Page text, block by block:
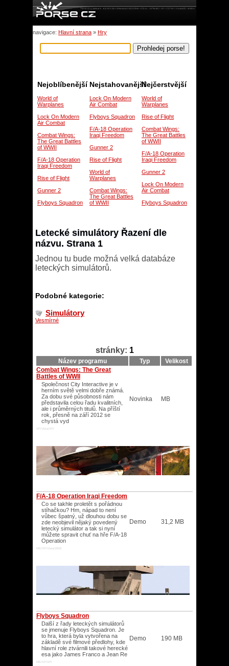
navigace: Hlavní strana » Hry
Nejčerstvější
World of
Warplanes
Rise of Flight
Combat Wings:
The Great Battles
of WWII
F/A-18 Operation
Iraqi Freedom
Gunner 2
Lock On Modern
Air Combat
Flyboys Squadron
Nejstahovanější
Lock On Modern
Air Combat
Flyboys Squadron
F/A-18 Operation
Iraqi Freedom
Gunner 2
Rise of Flight
World of
Warplanes
Combat Wings:
The Great Battles
of WWII
Nejoblíbenější
World of
Warplanes
Lock On Modern
Air Combat
Combat Wings:
The Great Battles
of WWII
F/A-18 Operation
Iraqi Freedom
Rise of Flight
Gunner 2
Flyboys Squadron
Letecké simulátory Řazení dle
názvu. Strana 1
Jednou tu bude možná velká databáze
leteckých simulátorů.
Podobné kategorie:
Simulátory
Vesmírné
stránky: 1
Název programu Typ
Velikost
Combat Wings: The Great
Battles of WWII
Společnost City Interactive je v
herním světě velmi dobře známá.
Za dobu své působnosti nám
představila celou řadu kvalitních,
ale i průměrných titulů. Na příští
rok, přesně na září 2012 se
chystá vyd
XP/Vista/XP/
Novinka MB
F/A-18 Operation Iraqi Freedom
Co se takhle proletět s pořádnou
stíhačkou? Hm, nápad to není
vůbec špatný, už dlouhou dobu se
zde neobjevil nějaký povedený
letecký simulátor a tak si nyní
můžete spravit chuť na hře F/A-18
Operation
ME/XP/Vista/2003/
Demo 31,2 MB
Flyboys Squadron
Další z řady leteckých simulátorů
se jmenuje Flyboys Squadron. Je
to hra, která byla vytvořena na
základě své filmové předlohy, kde
hlavní role ztvárnili takové herecké
esa jako James Franco a Jean Re
ME/XP/XP/
Demo 190 MB